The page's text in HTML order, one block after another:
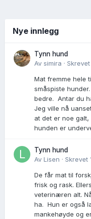
Nye innlegg
Tynn hund
Av simira · Skrevet
Mat fremme hele
småspiste
bedre. Antar du
Jeg ville nå
at det er noe
hunden er
Tynn hund
Av Lisen · Skrevet
De får mat til
frisk og rask.
veterinæren alt.
ha. Hun er også
mankehøyde og